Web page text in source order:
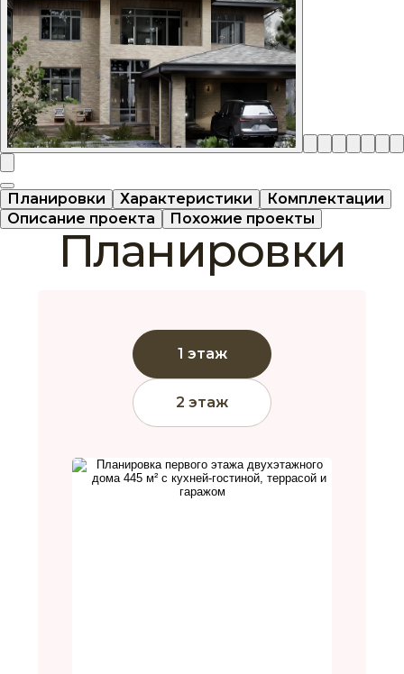
Планировки Характеристики
Комплектации
Описание проекта
Похожие проекты
Планировки
1 этаж
2 этаж